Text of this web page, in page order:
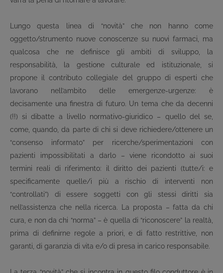
Lungo questa linea di “novità” che non hanno come
oggetto/strumento nuove conoscenze su nuovi farmaci, ma
qualcosa che ne definisce gli ambiti di sviluppo, la
responsabilità, la gestione culturale ed istituzionale, si
propone il contributo collegiale del gruppo di esperti che
lavorano nell’ambito delle emergenze-urgenze: è
decisamente una finestra di futuro. Un tema che da decenni
(!!) si dibatte a livello normativo-giuridico – quello del se,
come, quando, da parte di chi si deve richiedere/ottenere un
“consenso informato” per ricerche/sperimentazioni con
pazienti impossibilitati a darlo – viene ricondotto ai suoi
termini reali di riferimento: il diritto dei pazienti (tutte/i: e
specificamente quelle/i più a rischio di interventi non
“controllati”) di essere soggetti con gli stessi diritti sia
nell’assistenza che nella ricerca. La proposta – fatta da chi
cura, e non da chi “norma” – è quella di “riconoscere” la realtà,
prima di definirne regole a priori, e di fatto restrittive, non
garanti, di garanzia di vita e/o di presa in carico responsabile.